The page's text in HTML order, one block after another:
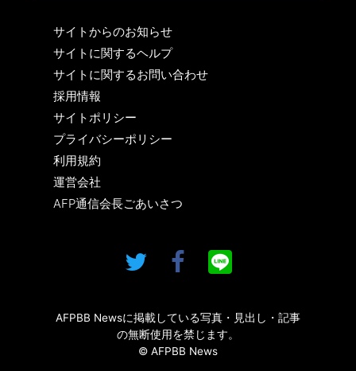
サイトからのお知らせ
サイトに関するヘルプ
サイトに関するお問い合わせ
採用情報
サイトポリシー
プライバシーポリシー
利用規約
運営会社
AFP通信会長ごあいさつ
AFPBB Newsに掲載している写真・見出し・記事
の無断使用を禁じます。
© AFPBB News